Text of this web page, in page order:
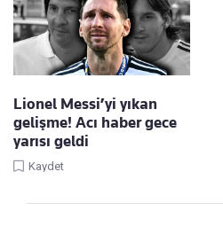
Lionel Messi’yi yıkan
gelişme! Acı haber gece
yarısı geldi
Kaydet